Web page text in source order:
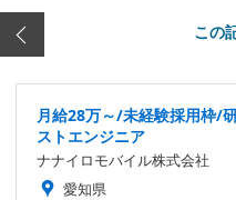
この
月給28万～/未経験採用枠/
ストエンジニア
ナナイロモバイル株式会社
愛知県